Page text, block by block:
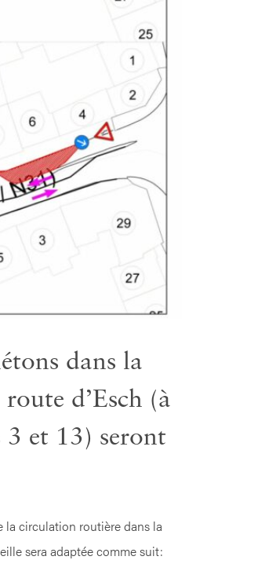
dans la
d’Esch (à
3 et 13) seront
la circulation routière dans la
sera adaptée comme suit: